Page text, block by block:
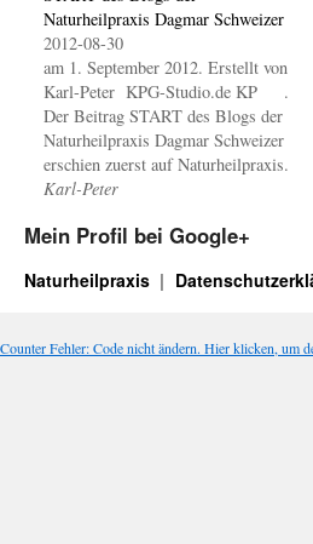
Naturheilpraxis Dagmar Schweizer
2012-08-30
am 1. September 2012. Erstellt von
Karl-Peter KPG-Studio.de KP .
Der Beitrag START des Blogs der
Naturheilpraxis Dagmar Schweizer
erschien zuerst auf Naturheilpraxis.
Karl-Peter
Mein Profil bei Google+
Naturheilpraxis
Counter Fehler: Code nicht ändern. Hier klicken, um